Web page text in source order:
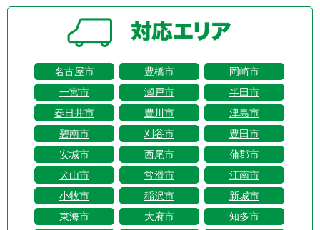
名古屋市 豊橋市
岡崎市
一宮市
瀬戸市
半田市
春日井市
豊川市
津島市
碧南市
刈谷市
豊田市
安城市
西尾市
蒲郡市
犬山市
常滑市
江南市
小牧市
稲沢市
新城市
東海市
大府市
知多市